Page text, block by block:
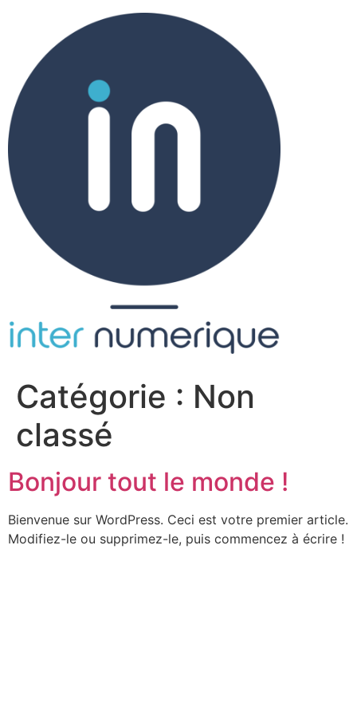
Catégorie : Non
classé
Bonjour tout le monde !
Bienvenue sur WordPress. Ceci est votre premier article.
Modifiez-le ou supprimez-le, puis commencez à écrire !